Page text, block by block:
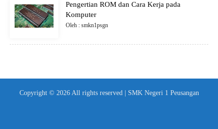
Pengertian ROM dan Cara Kerja pada
Komputer
Oleh : smkn1psgn
Copyright © 2026 All rights reserved | SMK Negeri 1 Peusangan